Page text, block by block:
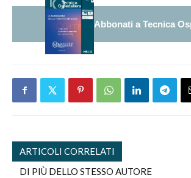
Abbonati a Tecnica
ARTICOLI CORRELATI
DI PIÙ DELLO STESSO AUTORE